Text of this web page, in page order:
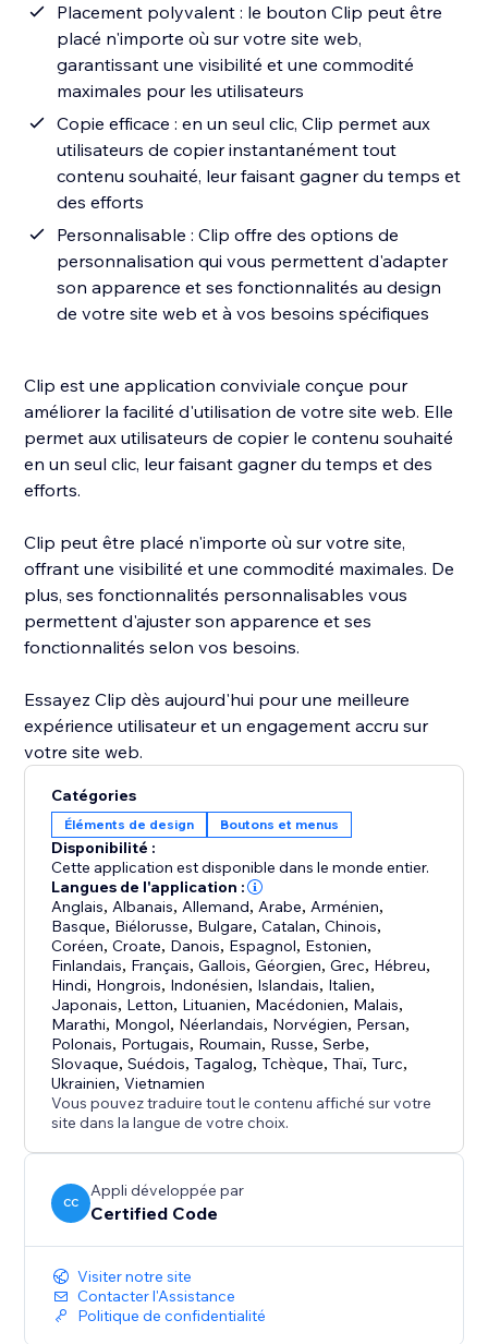
Placement polyvalent : le bouton Clip peut être
placé n'importe où sur votre site web,
garantissant une visibilité et une commodité
maximales pour les utilisateurs
Copie efficace : en un seul clic, Clip permet aux
utilisateurs de copier instantanément tout
contenu souhaité, leur faisant gagner du temps et
des efforts
Personnalisable : Clip offre des options de
personnalisation qui vous permettent d'adapter
son apparence et ses fonctionnalités au design
de votre site web et à vos besoins spécifiques
Clip est une application conviviale conçue pour
améliorer la facilité d'utilisation de votre site web. Elle
permet aux utilisateurs de copier le contenu souhaité
en un seul clic, leur faisant gagner du temps et des
efforts.
Clip peut être placé n'importe où sur votre site,
offrant une visibilité et une commodité maximales. De
plus, ses fonctionnalités personnalisables vous
permettent d'ajuster son apparence et ses
fonctionnalités selon vos besoins.
Essayez Clip dès aujourd'hui pour une meilleure
expérience utilisateur et un engagement accru sur
votre site web.
Catégories
Éléments de design Boutons et menus
Disponibilité :
Cette application est disponible dans le monde entier.
Langues de l'application :
Anglais, Albanais, Allemand, Arabe, Arménien,
Basque, Biélorusse, Bulgare,Catalan,Chinois,
Coréen,Croate, Danois, Espagnol, Estonien,
Finlandais, Français,Gallois,Géorgien,Grec, Hébreu,
Hindi, Hongrois, Indonésien, Islandais, Italien,
Japonais, Letton, Lituanien, Macédonien, Malais,
Marathi, Mongol, Néerlandais, Norvégien, Persan,
Polonais, Portugais, Roumain, Russe,Serbe,
Slovaque,Suédois,Tagalog,Tchèque,Thaï,Turc,
Ukrainien,Vietnamien
Vous pouvez traduire tout le contenu affiché sur votre
site dans la langue de votre choix.
CC
Appli développée par
Certified Code
Visiter notre site
Contacter l'Assistance
Politique de confidentialité